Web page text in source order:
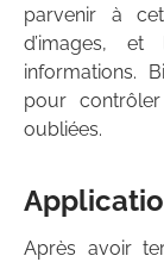
parvenir à
d’images, et
informations.
pour
oubliées.
Après avoir